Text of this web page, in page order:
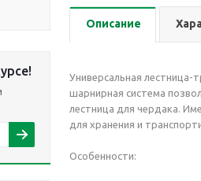
Описание
Универсальная
шарнирная система
лестница для чердака.
для хранения и
Особенности: